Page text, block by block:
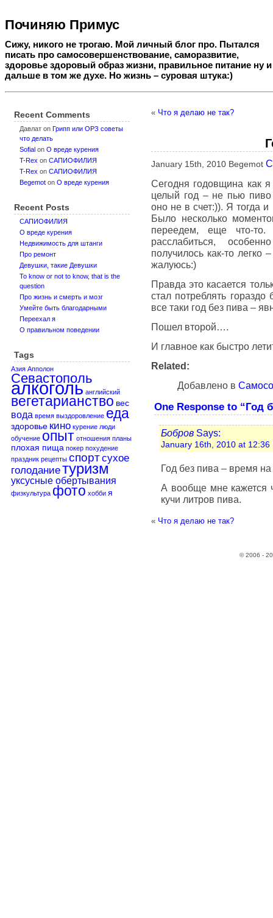
Починяю Примус
Сижу, никого не трогаю. Мой личный блог про. Пытался
писать про самосовершенствование, саморазвитие,
здоровье здоровый образ жизни, правильное питание ну и
дальше в том же духе. Но жизнь – суровая штука:)
Recent Comments
Давлат on Грипп или ОРЗ советы
что делать
Sofial on О вреде курения
T-Rex on САПИОФИЛИЯ
T-Rex on САПИОФИЛИЯ
Begemot on О вреде курения
Recent Posts
САПИОФИЛИЯ
О вреде курения
Недвижимость для штанги
Про ремонт
Девушки, такие Девушки
To know or not to know, that is the
question
Про жизнь и смерть и мозг
Умейте быть благодарными
Переехал я
О правильном поведении
Tags
Азия Апполон
Севастополь
алкоголь английский
вегетарианство вес
вода время выздоровление еда
здоровье кино курение люди
обучение опыт отношения планы
плохая пища покер похудение
праздник рецепты спортсухое
голоданиетуризм
уксусные обертывания
физкультура фото хобби я
« Что я делаю не так?
January 15th, 2010 Begemot
Сегодня годовщина как
целый год – не пью
оно не в счет:)). Я тогда
Было несколько
переедем, еще что-то.
расслабиться,
получилось как-то
жалуюсь:)
Правда это касается
стал потреблять
все таки год без пива –
Пошел второй….
И главное как быстро
Related:
Добавлено в
One Response to “Год
Бобров Says:
January 16th, 2010 at 12:36
Год без пива – время на
А вообще мне кажется
кучи литров пива.
« Что я делаю не так?
© 2006 -